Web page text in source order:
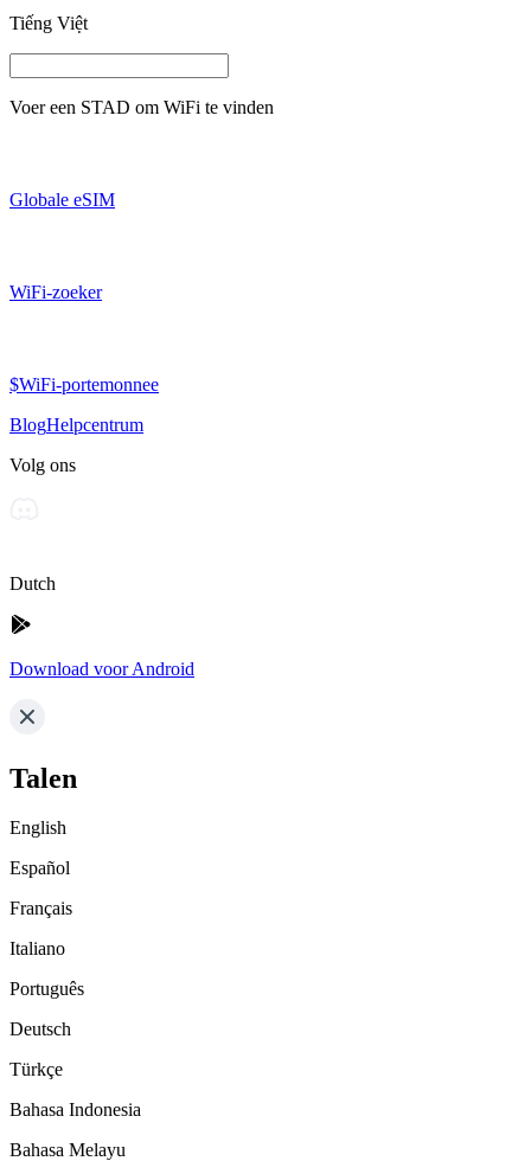
Tiếng Việt
Voer een STAD om WiFi te vinden
Globale eSIM
WiFi-zoeker
$WiFi-portemonnee
BlogHelpcentrum
Volg ons
Dutch
Download voor Android
Talen
English
Español
Français
Italiano
Português
Deutsch
Türkçe
Bahasa Indonesia
Bahasa Melayu